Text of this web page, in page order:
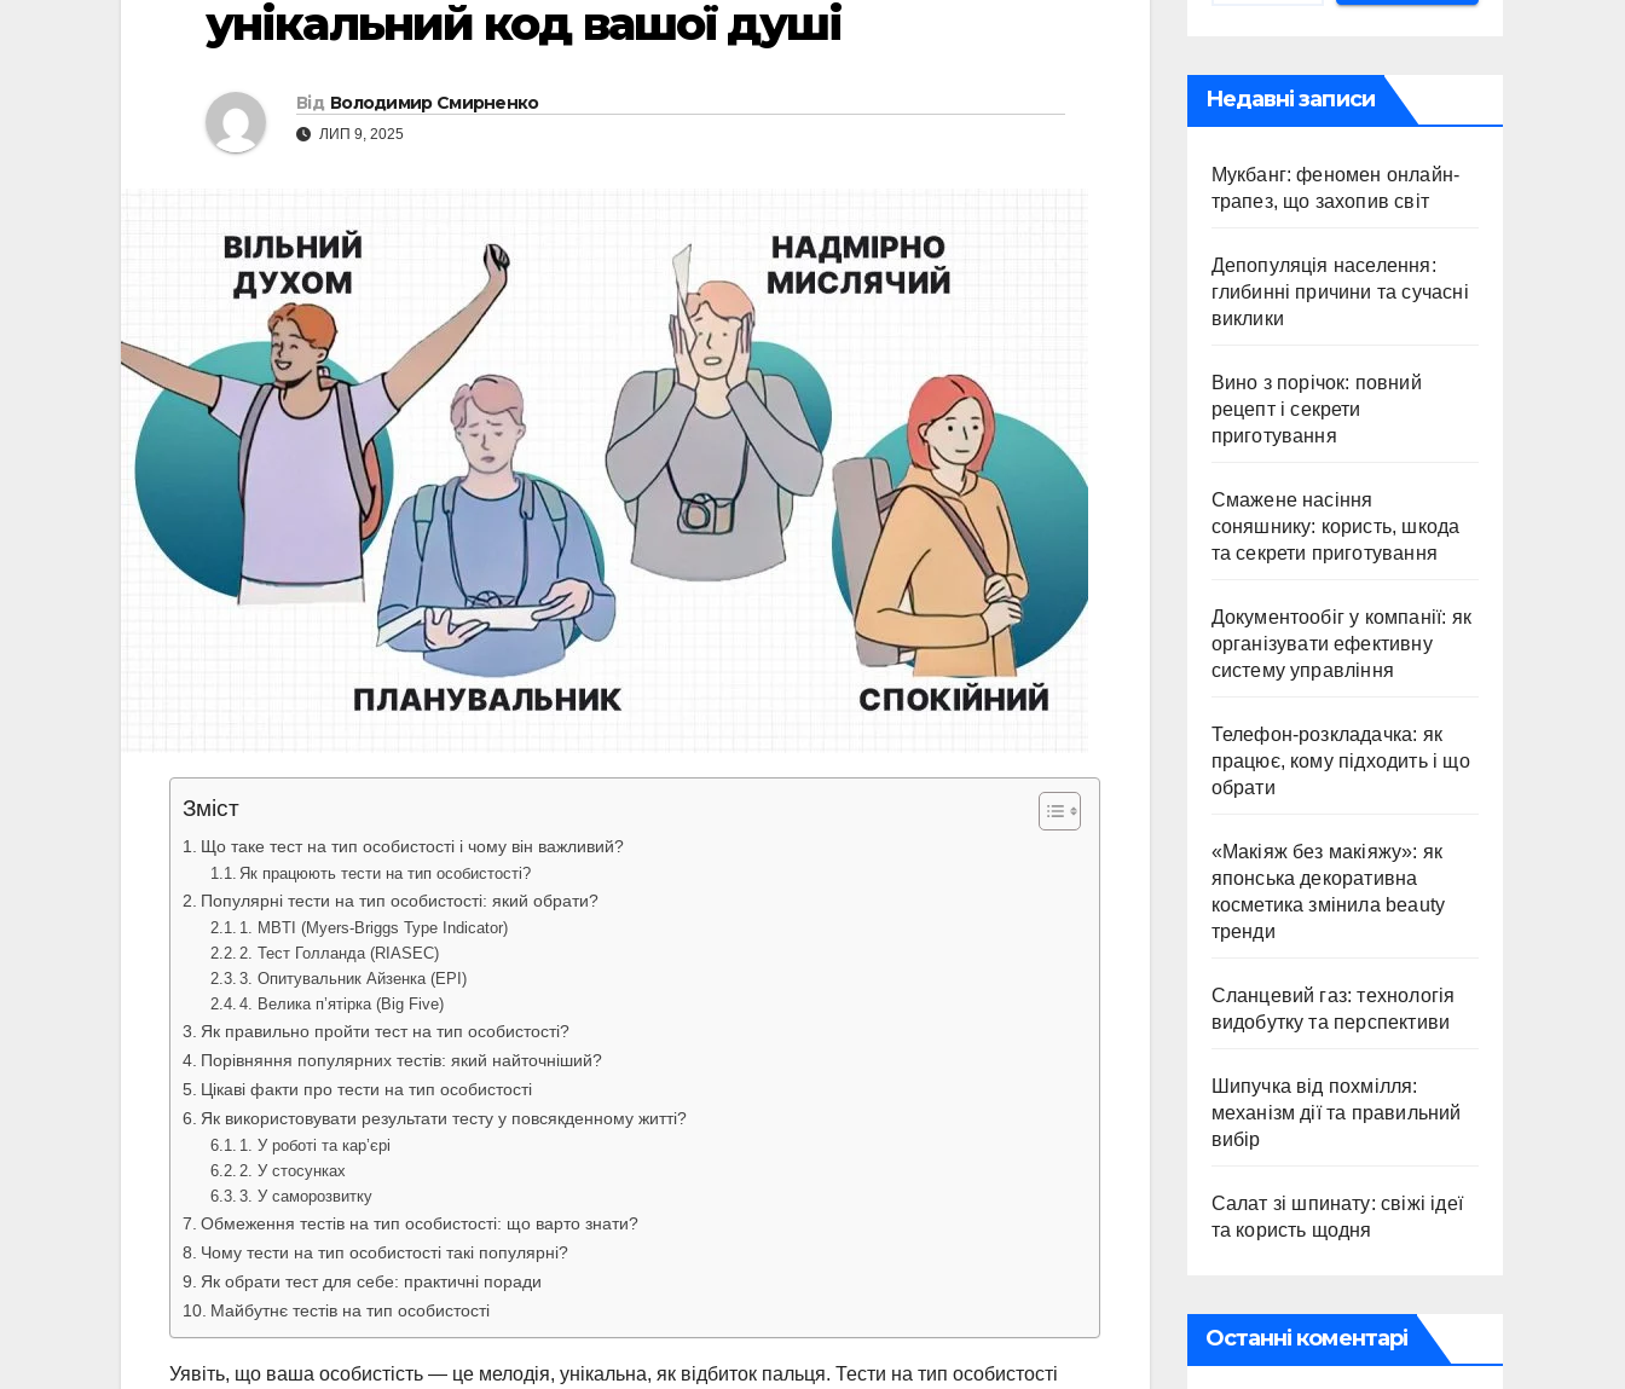
унікальний код вашої душі
Від Володимир Смирненко
ЛИП 9, 2025
Зміст
Що таке тест на тип особистості і чому він важливий?
Як працюють тести на тип особистості?
Популярні тести на тип особистості: який обрати?
1. MBTI (Myers-Briggs Type Indicator)
2. Тест Голланда (RIASEC)
3. Опитувальник Айзенка (EPI)
4. Велика п’ятірка (Big Five)
Як правильно пройти тест на тип особистості?
Порівняння популярних тестів: який найточніший?
Цікаві факти про тести на тип особистості
Як використовувати результати тесту у повсякденному житті?
1. У роботі та кар’єрі
2. У стосунках
3. У саморозвитку
Обмеження тестів на тип особистості: що варто знати?
Чому тести на тип особистості такі популярні?
Як обрати тест для себе: практичні поради
Майбутнє тестів на тип особистості
Уявіть, що ваша особистість — це мелодія, унікальна, як відбиток пальця. Тести на тип особистості
Недавні записи
Мукбанг: феномен онлайн-
трапез, що захопив світ
Депопуляція населення:
глибинні причини та сучасні
виклики
Вино з порічок: повний
рецепт і секрети
приготування
Смажене насіння
соняшнику: користь, шкода
та секрети приготування
Документообіг у компанії: як
організувати ефективну
систему управління
Телефон-розкладачка: як
працює, кому підходить і що
обрати
«Макіяж без макіяжу»: як
японська декоративна
косметика змінила beauty
тренди
Сланцевий газ: технологія
видобутку та перспективи
Шипучка від похмілля:
механізм дії та правильний
вибір
Салат зі шпинату: свіжі ідеї
та користь щодня
Останні коментарі